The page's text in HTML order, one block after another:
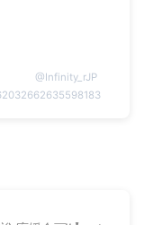
@Infinity_rJP